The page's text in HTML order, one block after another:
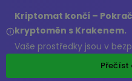
Kriptomat končí –
kryptoměn s Krakenem.
Vaše prostředky jsou v
Přečíst